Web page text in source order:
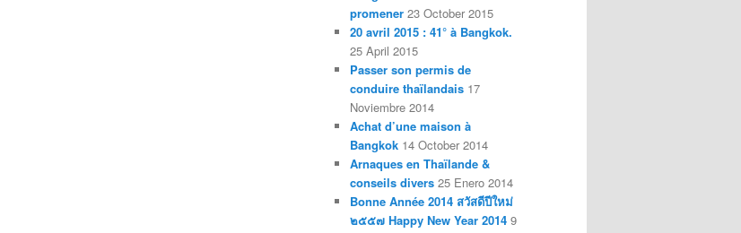
promener 23 October 2015
20 avril 2015 : 41° à Bangkok.
25 April 2015
Passer son permis de
conduire thaïlandais 17
Noviembre 2014
Achat d’une maison à
Bangkok 14 October 2014
Arnaques en Thaïlande &
conseils divers 25 Enero 2014
Bonne Année 2014 สวัสดีปีใหม่
๒๕๕๗ Happy New Year 2014 9